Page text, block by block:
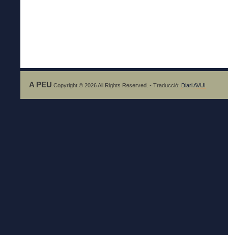
A PEU Copyright © 2026 All Rights Reserved. - Traducció: Diari AVUI